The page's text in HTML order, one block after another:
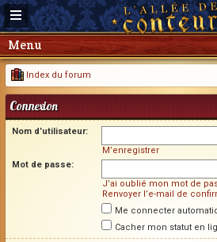
Menu
Index du forum
Connexion
Nom d’utilisateur:
M’enregistrer
Mot de passe:
J’ai oublié mon mot de
Renvoyer l’e-mail de
Me connecter
Cacher mon statut en